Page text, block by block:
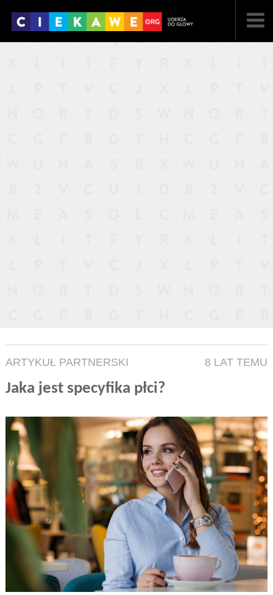
ARTYKUŁ PARTNERSKI 8 LAT TEMU
Jaka jest specyfika płci?